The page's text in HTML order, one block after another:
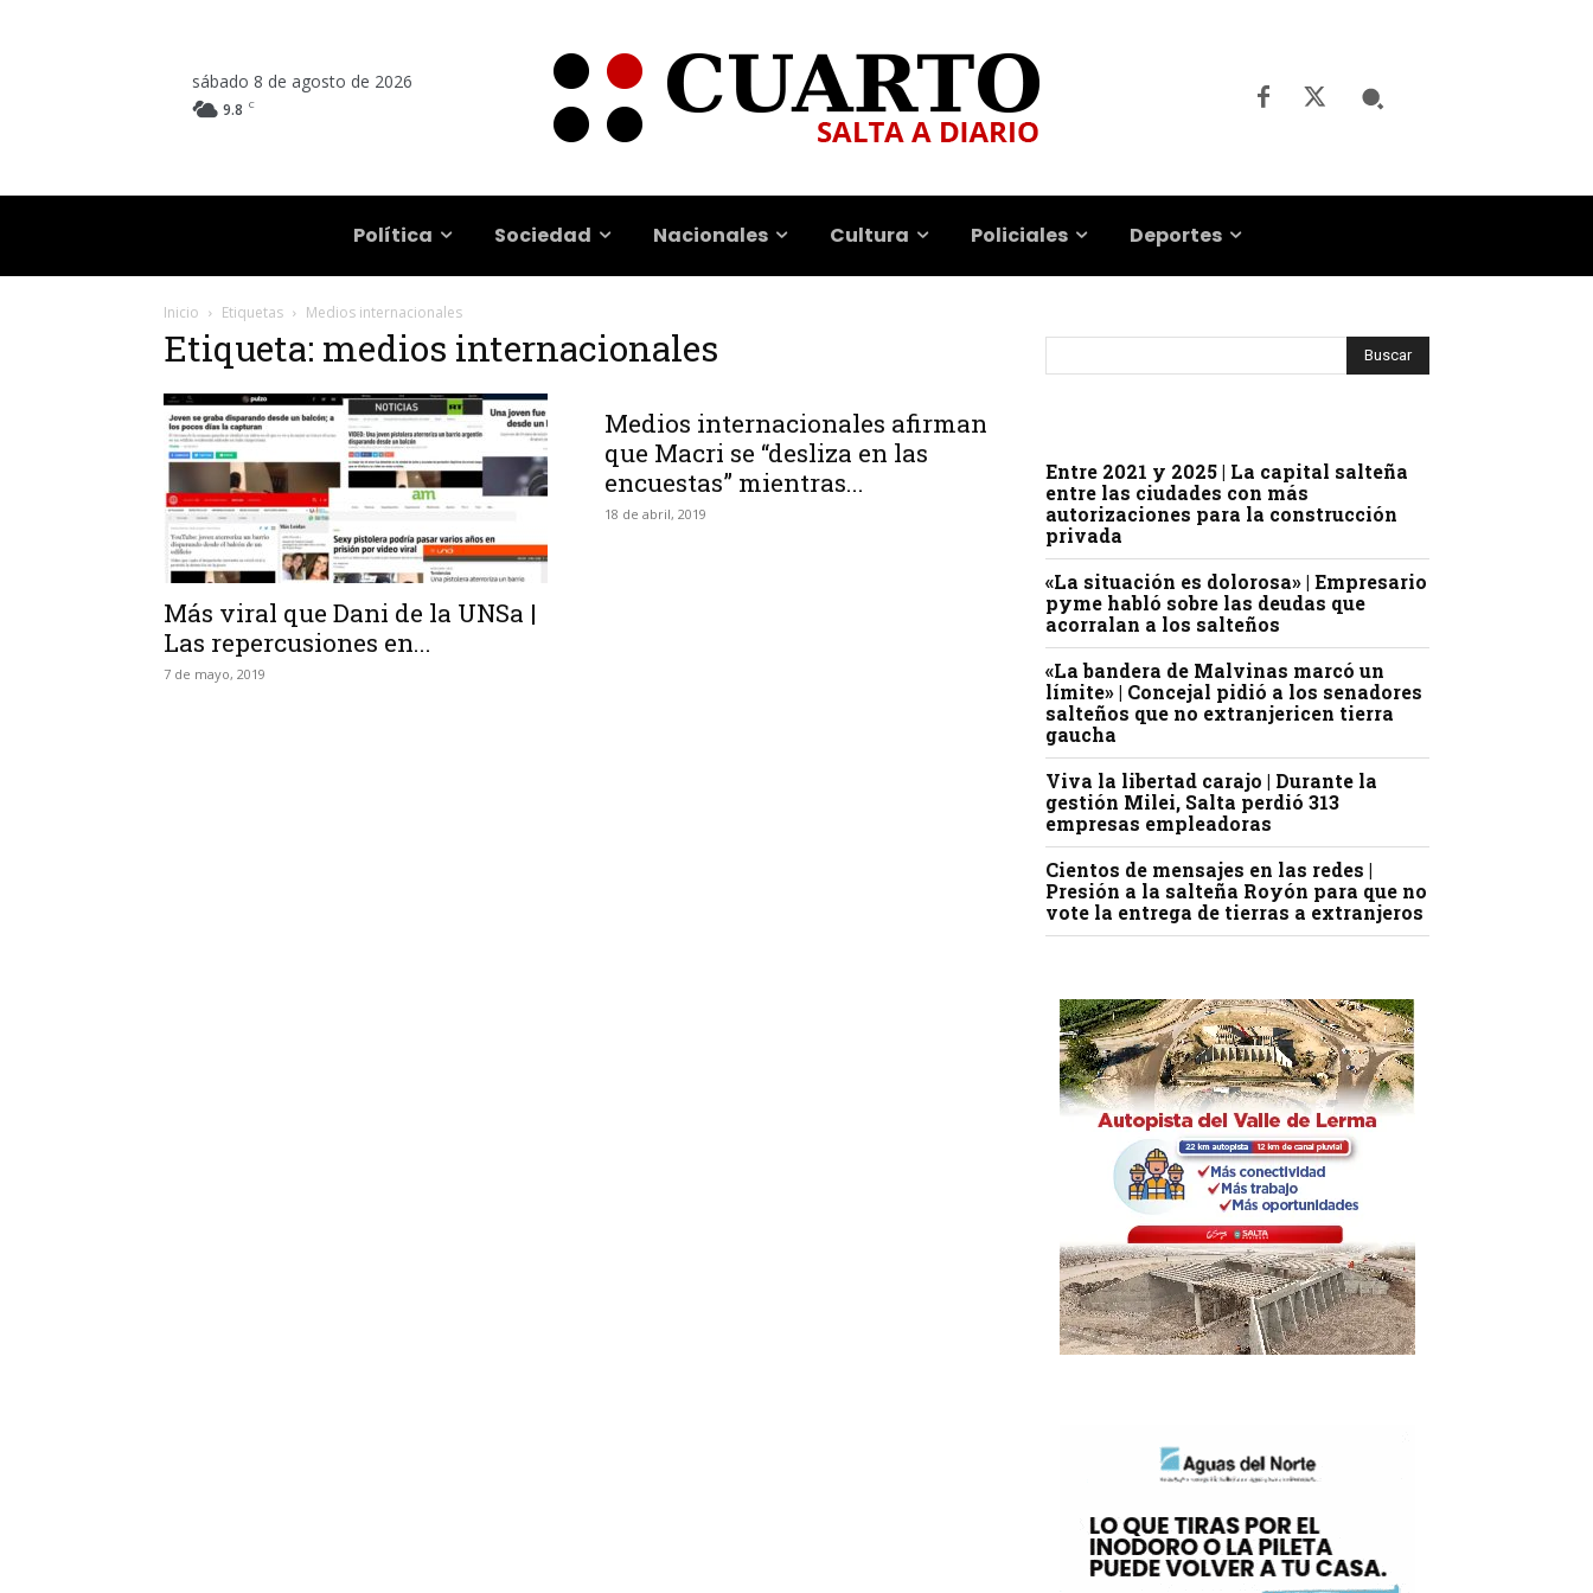
sábado 8 de agosto de 2026
9.8 C
Política Sociedad Nacionales Cultura Policiales Deportes
Inicio Etiquetas Medios internacionales
Etiqueta: medios internacionales
Más viral que Dani de la UNSa |
Las repercusiones en...
7 de mayo, 2019
Medios internacionales afirman
que Macri se “desliza en las
encuestas” mientras...
18 de abril, 2019
Entre 2021 y 2025 | La capital salteña
entre las ciudades con más
autorizaciones para la construcción
privada
«La situación es dolorosa» | Empresario
pyme habló sobre las deudas que
acorralan a los salteños
«La bandera de Malvinas marcó un
límite» | Concejal pidió a los senadores
salteños que no extranjericen tierra
gaucha
Viva la libertad carajo | Durante la
gestión Milei, Salta perdió 313
empresas empleadoras
Cientos de mensajes en las redes |
Presión a la salteña Royón para que no
vote la entrega de tierras a extranjeros